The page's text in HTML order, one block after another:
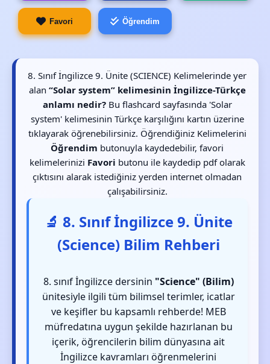
Favori Öğrendim
8. Sınıf İngilizce 9. Ünite (SCIENCE) Kelimelerinde yer
alan “Solar system” kelimesinin İngilizce-Türkçe
anlamı nedir?Bu flashcard sayfasında 'Solar
system' kelimesinin Türkçe karşılığını kartın üzerine
tıklayarak öğrenebilirsiniz. Öğrendiğiniz Kelimelerini
Öğrendim butonuyla kaydedebilir, favori
kelimelerinizi Favori butonu ile kaydedip pdf olarak
çıktısını alarak istediğiniz yerden internet olmadan
çalışabilirsiniz.
🔬 8. Sınıf İngilizce 9. Ünite
(Science) Bilim Rehberi
8. sınıf İngilizce dersinin "Science" (Bilim)
ünitesiyle ilgili tüm bilimsel terimler, icatlar
ve keşifler bu kapsamlı rehberde! MEB
müfredatına uygun şekilde hazırlanan bu
içerik, öğrencilerin bilim dünyasına ait
İngilizce kavramları öğrenmelerini